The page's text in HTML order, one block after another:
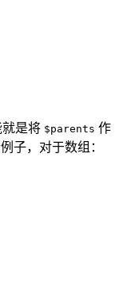
是将 $parents 作
子，对于数组：